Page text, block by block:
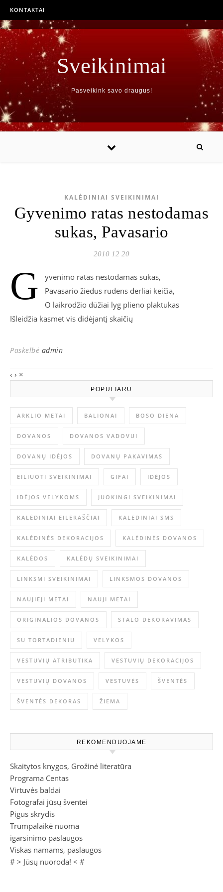
KONTAKTAI
Sveikinimai
Pasveikink savo draugus!
KALĖDINIAI SVEIKINIMAI
Gyvenimo ratas nestodamas
sukas, Pavasario
2010 12 20
G
yvenimo ratas nestodamas sukas,
Pavasario žiedus rudens derliai keičia,
O laikrodžio dūžiai lyg plieno plaktukas
Išleidžia kasmet vis didėjantį skaičių
Paskelbė admin
‹ › ×
POPULIARU
ARKLIO METAI BALIONAI BOSO DIENA
DOVANOS DOVANOS VADOVUI
DOVANŲ IDĖJOS DOVANŲ PAKAVIMAS
EILIUOTI SVEIKINIMAI GIFAI IDĖJOS
IDĖJOS VELYKOMS JUOKINGI SVEIKINIMAI
KALĖDINIAI EILĖRAŠČIAI KALĖDINIAI SMS
KALĖDINĖS DEKORACIJOS KALĖDINĖS DOVANOS
KALĖDOS KALĖDŲ SVEIKINIMAI
LINKSMI SVEIKINIMAI LINKSMOS DOVANOS
NAUJIEJI METAI NAUJI METAI
ORIGINALIOS DOVANOS STALO DEKORAVIMAS
SU TORTADIENIU VELYKOS
VESTUVIŲ ATRIBUTIKA VESTUVIŲ DEKORACIJOS
VESTUVIŲ DOVANOS VESTUVĖS ŠVENTĖS
ŠVENTĖS DEKORAS ŽIEMA
REKOMENDUOJAME
Skaitytos knygos, Grožinė literatūra
Programa Centas
Virtuvės baldai
Fotografai jūsų šventei
Pigus skrydis
Trumpalaikė nuoma
igarsinimo paslaugos
Viskas namams, paslaugos
# > Jūsų nuoroda! < #